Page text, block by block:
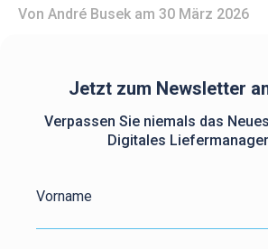
Von André Busek am 30 März 2026
Jetzt zum Newsletter
Verpassen Sie niemals das
Digitales
Vorname